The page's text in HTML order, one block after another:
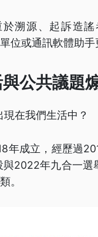
溯源、起訴造謠
位或通訊軟體助手
公共議題
在我們生活中？
年成立，經歷過
2022年九合一
。